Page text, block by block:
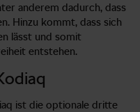
anderem dadurch, dass
Hinzu kommt, dass sich
lässt und somit
entstehen.
ist die optionale dritte